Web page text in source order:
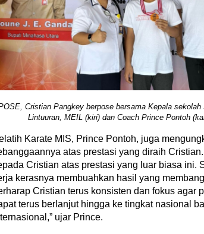
Cristian Pangkey berpose bersama Kepala
Lintuuran, MEIL (kiri) dan Coach Prince Pontoh
Karate MIS, Prince Pontoh, juga
atas prestasi yang diraih
Cristian atas prestasi yang luar biasa ini.
kerasnya membuahkan hasil yang
Cristian terus konsisten dan fokus agar
terus berlanjut hingga ke tingkat nasional
ujar Prince.